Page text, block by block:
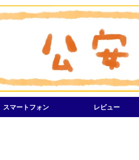
スマートフォン レビュー